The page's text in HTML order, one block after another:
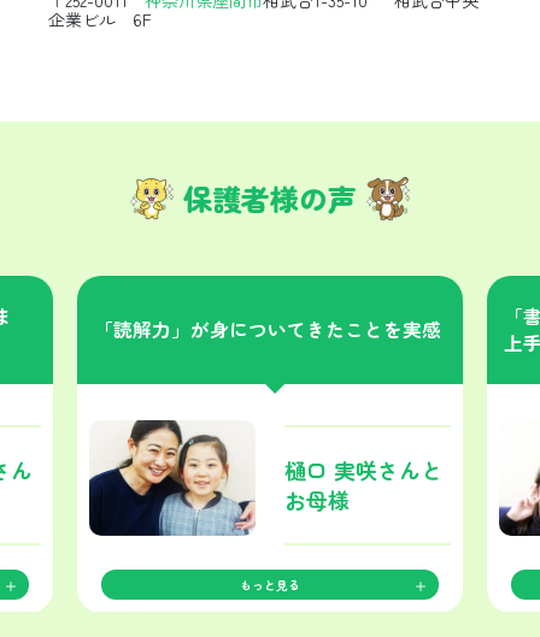
企業ビル 6F
保護者様の声
ん
「読解力」が身についてきたことを実感
樋口 実咲さんと
お母様
もっと見る
「
上